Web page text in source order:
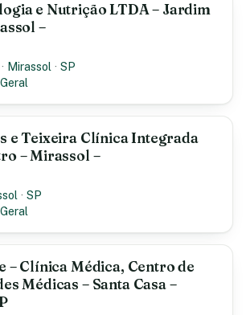
e Nutrição LTDA – Jardim
–
· Mirassol ·SP
e Teixeira Clínica Integrada
– Mirassol –
·SP
– Clínica Médica, Centro de
Médicas – Santa Casa –